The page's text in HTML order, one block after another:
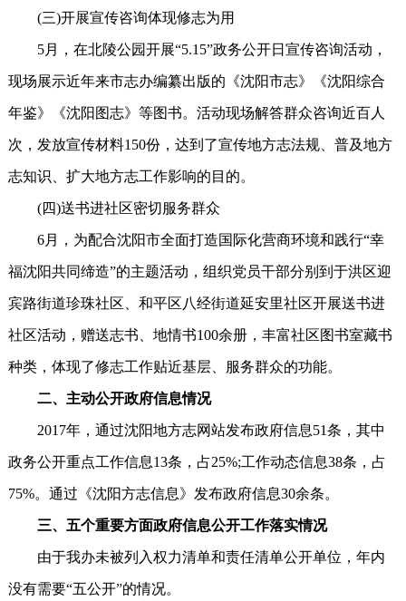
(三)开展宣传咨询体现修志为用
5月，在北陵公园开展“5.15”政务公开日宣传咨询活动，
现场展示近年来市志办编纂出版的《沈阳市志》《沈阳综合
年鉴》《沈阳图志》等图书。活动现场解答群众咨询近百人
次，发放宣传材料150份，达到了宣传地方志法规、普及地方
志知识、扩大地方志工作影响的目的。
(四)送书进社区密切服务群众
6月，为配合沈阳市全面打造国际化营商环境和践行“幸
福沈阳共同缔造”的主题活动，组织党员干部分别到于洪区迎
宾路街道珍珠社区、和平区八经街道延安里社区开展送书进
社区活动，赠送志书、地情书100余册，丰富社区图书室藏书
种类，体现了修志工作贴近基层、服务群众的功能。
二、主动公开政府信息情况
2017年，通过沈阳地方志网站发布政府信息51条，其中
政务公开重点工作信息13条，占25%;工作动态信息38条，占
75%。通过《沈阳方志信息》发布政府信息30余条。
三、五个重要方面政府信息公开工作落实情况
由于我办未被列入权力清单和责任清单公开单位，年内
没有需要“五公开”的情况。